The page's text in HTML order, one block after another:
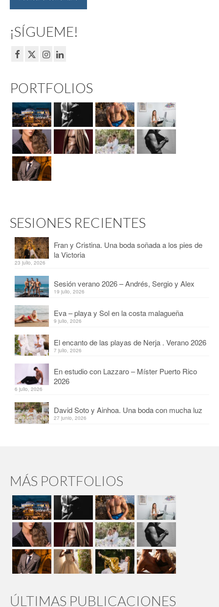
¡SÍGUEME!
PORTFOLIOS
SESIONES RECIENTES
Fran y Cristina. Una boda soñada a los pies de
la Victoria
23 julio, 2026
Sesión verano 2026 – Andrés, Sergio y Alex
19 julio, 2026
Eva – playa y Sol en la costa malagueña
9 julio, 2026
El encanto de las playas de Nerja . Verano 2026
7 julio, 2026
En estudio con Lazzaro – Míster Puerto Rico
2026
6 julio, 2026
David Soto y Ainhoa. Una boda con mucha luz
27 junio, 2026
MÁS PORTFOLIOS
ÚLTIMAS PUBLICACIONES